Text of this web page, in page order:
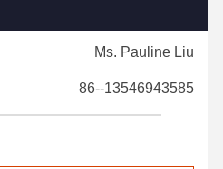
Ms. Pauline Liu
86--13546943585